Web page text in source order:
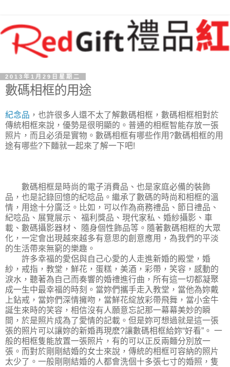
2013年1月29日星期二
數碼相框的用途
紀念品 ，也許很多人還不太了解數碼相框，數碼相框相對於
傳統相框來說，優勢是很明顯的。普通的相框智能存放一張
照片，而且必須是實物。數碼相框有哪些作用?數碼相框的用
途有哪些?下麵就一起來了解一下吧!
數碼相框是時尚的電子消費品、也是家庭必備的裝飾
品，也是記錄回憶的紀唸品。繼承了數碼的時尚和相框的溫
情，用途十分廣泛。比如，可以作為商務禮品、節日禮品、
紀唸品、展覽展示、 福利獎品、現代家私、婚紗攝影、車
載、數碼攝影器材、 隨身個性飾品等。隨著數碼相框的大眾
化，一定會出現越來越多有意思的創意應用，為我們的平淡
的生活帶來無窮的樂趣。
許多幸福的愛侶與自己心愛的人走進新婚的殿堂，婚
紗，戒指，教堂，鮮花，蛋糕，美酒，彩帶，笑容，感動的
淚水，聽著為自己而奏響的婚禮進行曲，所有這一切都凝聚
成一生中最幸福的時刻。當妳們攜手走入教堂，當他為妳戴
上鉆戒，當妳們深情擁吻，當鮮花綻放彩帶飛舞，當小金牛
誕生來時的笑容，相信沒有人願意忘記那一幕幕美妙的瞬
間，於是照片成為了愛情的記載。但是妳可想過就是這一張
張的照片可以讓妳的新婚再現麽?讓數碼相框給妳“好看”。 一
般的相框隻能放置一張照片，有的可以正反兩麵分別放一
張。而對於剛剛結婚的女士來說，傳統的相框可容納的照片
太少了。一般剛剛結婚的人都會洗個十多張七寸的婚照，隻